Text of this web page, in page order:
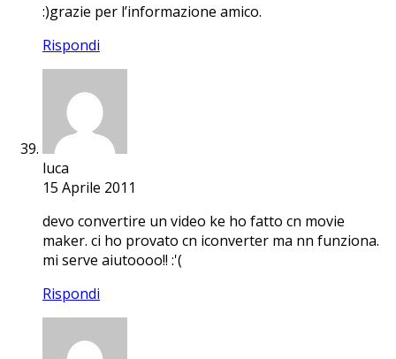
:)grazie per l’informazione amico.
Rispondi
luca
15 Aprile 2011
devo convertire un video ke ho fatto cn movie
maker. ci ho provato cn iconverter ma nn funziona.
mi serve aiutoooo!! :'(
Rispondi